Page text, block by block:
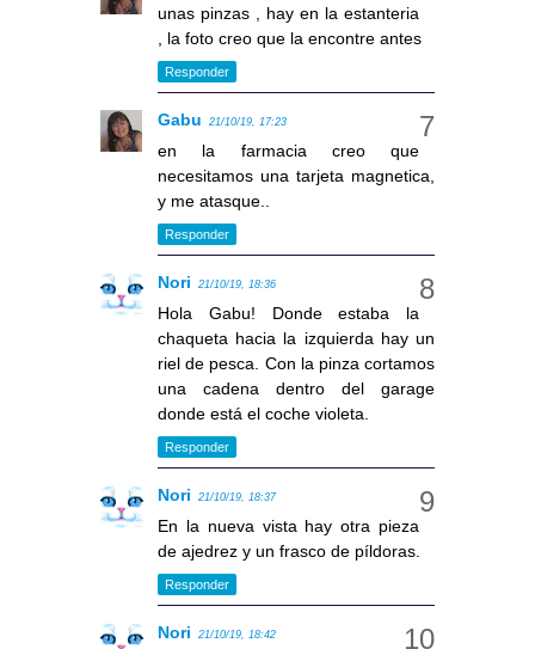
unas pinzas , hay en la estanteria
, la foto creo que la encontre antes
Responder
Gabu 21/10/19, 17:23
en la farmacia creo que
necesitamos una tarjeta magnetica,
y me atasque..
Responder
Nori 21/10/19, 18:36
Hola Gabu! Donde estaba la
chaqueta hacia la izquierda hay un
riel de pesca. Con la pinza cortamos
una cadena dentro del garage
donde está el coche violeta.
Responder
Nori 21/10/19, 18:37
En la nueva vista hay otra pieza
de ajedrez y un frasco de píldoras.
Responder
Nori 21/10/19, 18:42